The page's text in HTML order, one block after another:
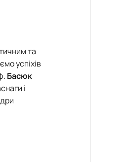
та
успіхів
Басюк
і